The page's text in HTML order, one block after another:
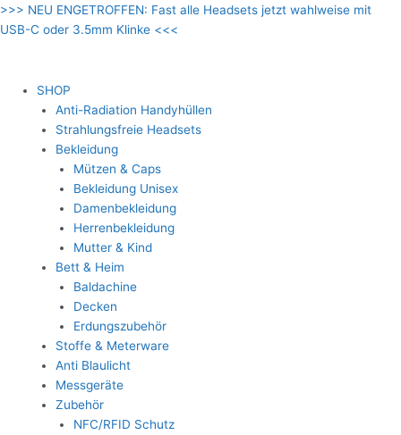
Zum
Inhalt
>>> NEU ENGETROFFEN: Fast alle Headsets jetzt wahlweise mit
USB-C oder 3.5mm Klinke <<<
SHOP
Anti-Radiation Handyhüllen
Strahlungsfreie Headsets
Bekleidung
Mützen & Caps
Bekleidung Unisex
Damenbekleidung
Herrenbekleidung
Mutter & Kind
Bett & Heim
Baldachine
Decken
Erdungszubehör
Stoffe & Meterware
Anti Blaulicht
Messgeräte
Zubehör
NFC/RFID Schutz